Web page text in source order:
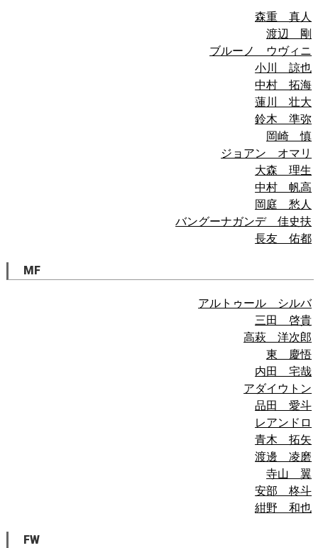
森重 真人
渡辺 剛
ブルーノ ウヴィニ
小川 諒也
中村 拓海
蓮川 壮大
鈴木 準弥
岡崎 慎
ジョアン オマリ
大森 理生
中村 帆高
岡庭 愁人
バングーナガンデ 佳史扶
長友 佑都
MF
アルトゥール シルバ
三田 啓貴
高萩 洋次郎
東 慶悟
内田 宅哉
アダイウトン
品田 愛斗
レアンドロ
青木 拓矢
渡邊 凌磨
寺山 翼
安部 柊斗
紺野 和也
FW